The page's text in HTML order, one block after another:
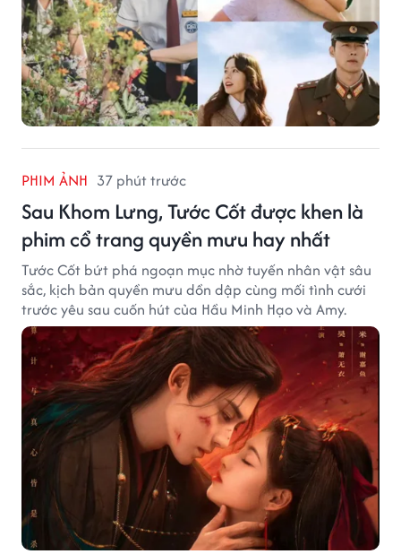
PHIM ẢNH 37 phút trước
Sau Khom Lưng, Tước Cốt được khen là
phim cổ trang quyền mưu hay nhất
Tước Cốt bứt phá ngoạn mục nhờ tuyến nhân vật sâu
sắc, kịch bản quyền mưu dồn dập cùng mối tình cưới
trước yêu sau cuốn hút của Hầu Minh Hạo và Amy.